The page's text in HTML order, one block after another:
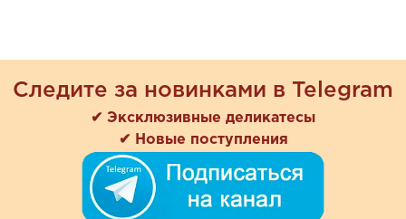
Следите за новинками в Telegram
✔ Эксклюзивные деликатесы
✔ Новые поступления